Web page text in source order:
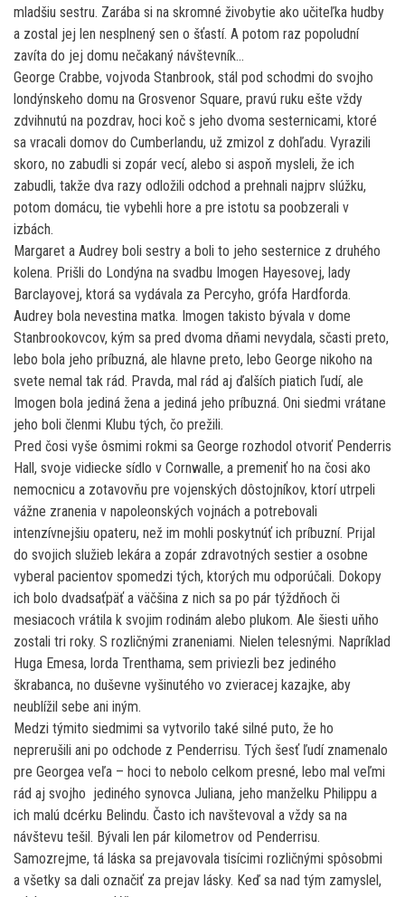
mladšiu sestru. Zarába si na skromné živobytie ako učiteľka hudby
a zostal jej len nesplnený sen o šťastí. A potom raz popoludní
zavíta do jej domu nečakaný návštevník…
George Crabbe, vojvoda Stanbrook, stál pod schodmi do svojho
londýnskeho domu na Grosvenor Square, pravú ruku ešte vždy
zdvihnutú na pozdrav, hoci koč s jeho dvoma sesternicami, ktoré
sa vracali domov do Cumberlandu, už zmizol z dohľadu. Vyrazili
skoro, no zabudli si zopár vecí, alebo si aspoň mysleli, že ich
zabudli, takže dva razy odložili odchod a prehnali najprv slúžku,
potom domácu, tie vybehli hore a pre istotu sa poobzerali v
izbách.
Margaret a Audrey boli sestry a boli to jeho sesternice z druhého
kolena. Prišli do Londýna na svadbu Imogen Hayesovej, lady
Barclayovej, ktorá sa vydávala za Percyho, grófa Hardforda.
Audrey bola nevestina matka. Imogen takisto bývala v dome
Stanbrookovcov, kým sa pred dvoma dňami nevydala, sčasti preto,
lebo bola jeho príbuzná, ale hlavne preto, lebo George nikoho na
svete nemal tak rád. Pravda, mal rád aj ďalších piatich ľudí, ale
Imogen bola jediná žena a jediná jeho príbuzná. Oni siedmi vrátane
jeho boli členmi Klubu tých, čo prežili.
Pred čosi vyše ôsmimi rokmi sa George rozhodol otvoriť Penderris
Hall, svoje vidiecke sídlo v Cornwalle, a premeniť ho na čosi ako
nemocnicu a zotavovňu pre vojenských dôstojníkov, ktorí utrpeli
vážne zranenia v napoleonských vojnách a potrebovali
intenzívnejšiu opateru, než im mohli poskytnúť ich príbuzní. Prijal
do svojich služieb lekára a zopár zdravotných sestier a osobne
vyberal pacientov spomedzi tých, ktorých mu odporúčali. Dokopy
ich bolo dvadsaťpäť a väčšina z nich sa po pár týždňoch či
mesiacoch vrátila k svojim rodinám alebo plukom. Ale šiesti uňho
zostali tri roky. S rozličnými zraneniami. Nielen telesnými. Napríklad
Huga Emesa, lorda Trenthama, sem priviezli bez jediného
škrabanca, no duševne vyšinutého vo zvieracej kazajke, aby
neublížil sebe ani iným.
Medzi týmito siedmimi sa vytvorilo také silné puto, že ho
neprerušili ani po odchode z Penderrisu. Tých šesť ľudí znamenalo
pre Georgea veľa – hoci to nebolo celkom presné, lebo mal veľmi
rád aj svojho jediného synovca Juliana, jeho manželku Philippu a
ich malú dcérku Belindu. Často ich navštevoval a vždy sa na
návštevu tešil. Bývali len pár kilometrov od Penderrisu.
Samozrejme, tá láska sa prejavovala tisícimi rozličnými spôsobmi
a všetky sa dali označiť za prejav lásky. Keď sa nad tým zamyslel,